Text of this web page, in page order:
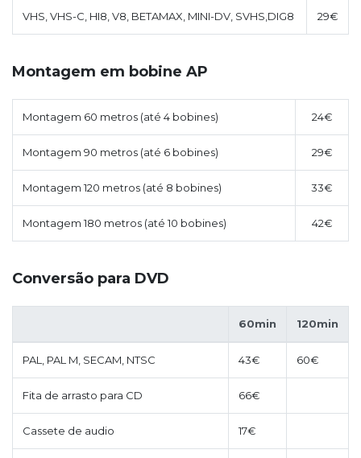
VHS, VHS-C, HI8, V8, BETAMAX, MINI-DV, SVHS,DIG8 29€
Montagem em bobine AP
Montagem 60 metros (até 4 bobines) 24€
Montagem 90 metros (até 6 bobines) 29€
Montagem 120 metros (até 8 bobines) 33€
Montagem 180 metros (até 10 bobines) 42€
Conversão para DVD
60min 120min
PAL, PAL M, SECAM, NTSC 43€ 60€
Fita de arrasto para CD 66€
Cassete de audio 17€